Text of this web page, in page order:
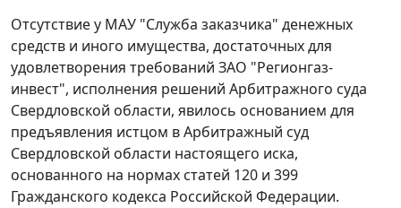
Отсутствие у МАУ "Служба заказчика" денежных
средств и иного имущества, достаточных для
удовлетворения требований ЗАО "Регионгаз-
инвест", исполнения решений Арбитражного суда
Свердловской области, явилось основанием для
предъявления истцом в Арбитражный суд
Свердловской области настоящего иска,
основанного на нормах статей 120 и 399
Гражданского кодекса Российской Федерации.